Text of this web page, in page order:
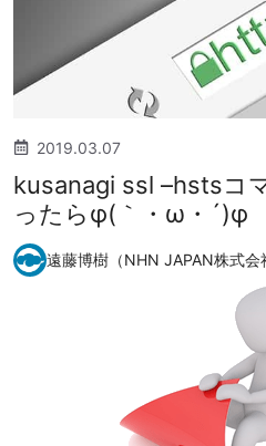
2019.03.07
kusanagi ssl –hstsコ
ったらφ(｀・ω・´)φ
遠藤博樹（NHN JAPAN株式会